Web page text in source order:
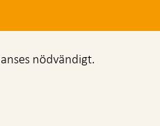
nödvändigt.